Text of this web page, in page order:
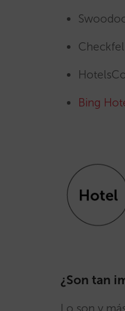
Bing
¿Son tan